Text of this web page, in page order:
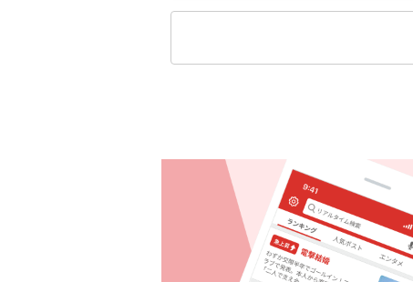
ンドで自分を飾りキラキラ自慢をする。 #折
数
ス
ね